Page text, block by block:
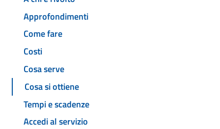
Approfondimenti
Come fare
Costi
Cosa serve
Cosa si ottiene
Tempi e scadenze
Accedi al servizio